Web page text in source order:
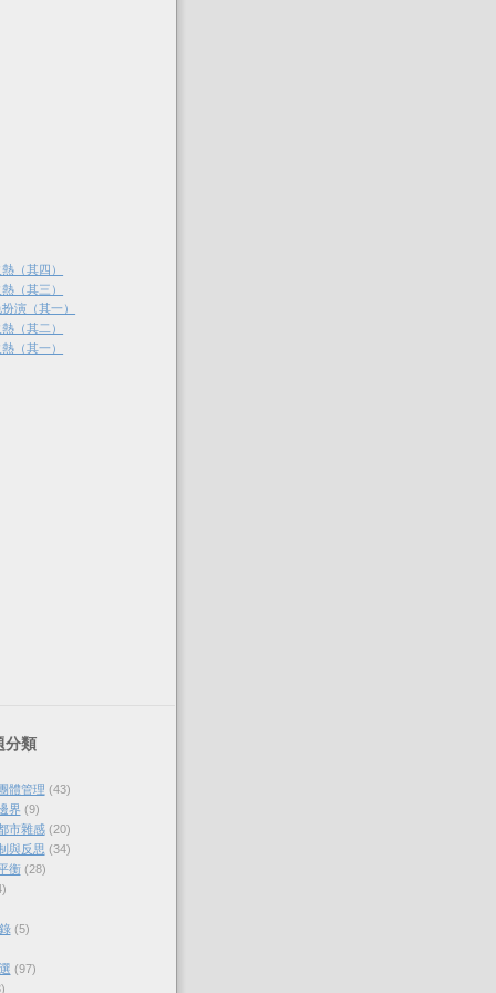
（其四）
（其三）
演（其一）
（其二）
（其一）
分類
體管理 (43)
界 (9)
市雜感 (20)
與反思 (34)
衡 (28)
(5)
(97)